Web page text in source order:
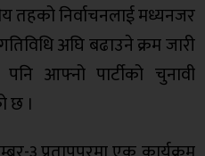
तहको निर्वाचनलाई मध्यनजर
अघि बढाउने क्रम जारी
पनि आफ्नो पार्टीको चुनावी
छ ।